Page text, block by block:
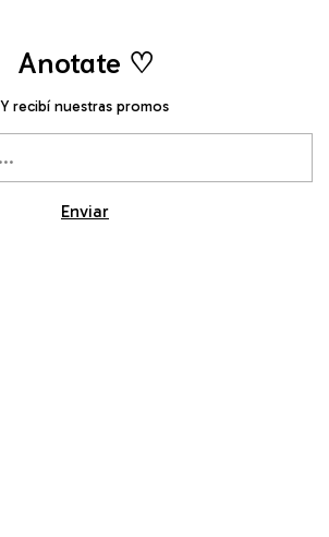
Anotate ♡
Y recibí nuestras promos